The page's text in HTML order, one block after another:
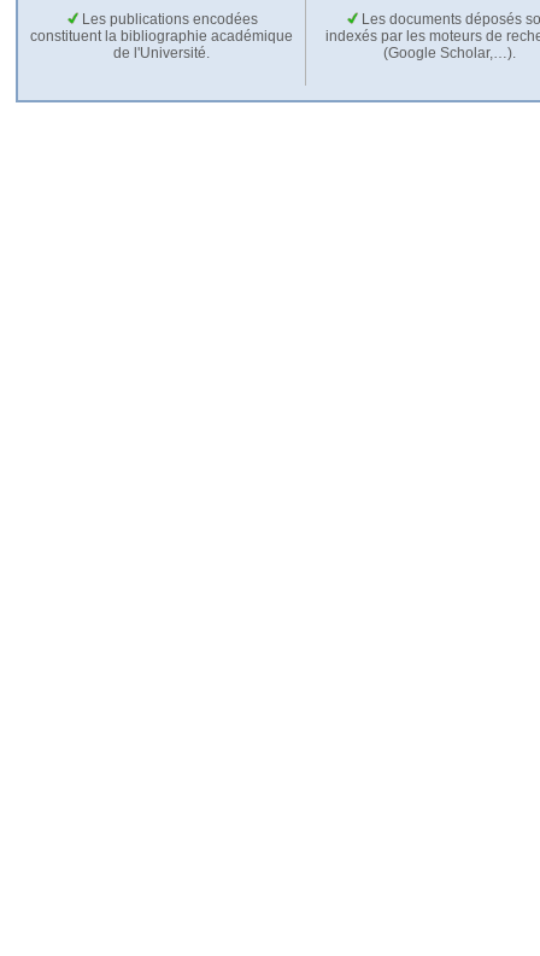
Les publications encodées
constituent la bibliographie académique
de l'Université.
Les documents déposés
indexés par les moteurs de
(Google Scholar,…).